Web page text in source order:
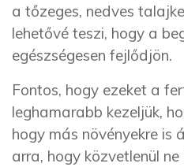
a tőzeges, nedves
lehetővé teszi, hogy a
egészségesen fejlődjön.
Fontos, hogy ezeket a
leghamarabb kezeljük,
hogy más növényekre is
arra, hogy közvetlenül